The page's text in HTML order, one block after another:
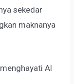
sekedar
maknanya
Al